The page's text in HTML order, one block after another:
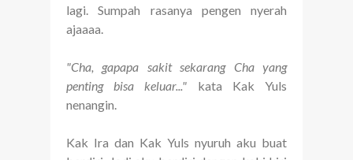
lagi. Sumpah rasanya pengen nyerah
ajaaaa.
"Cha, gapapa sakit sekarang Cha yang
penting bisa keluar..." kata Kak Yuls
nenangin.
Kak Ira dan Kak Yuls nyuruh aku buat